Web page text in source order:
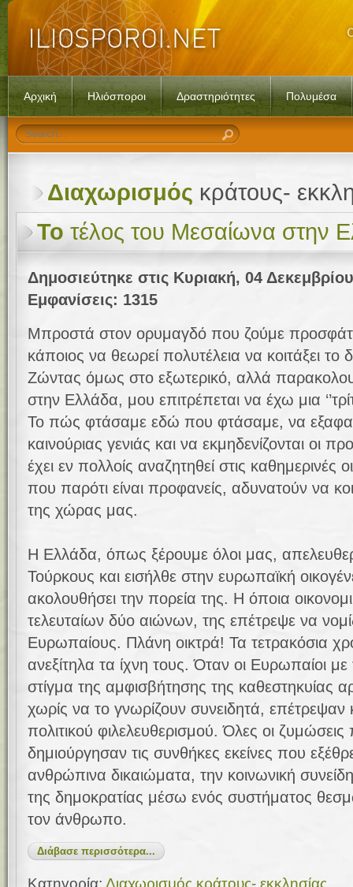
Αρχική Ηλιόσποροι Δραστηριότητες Πολυμέσα
Διαχωρισμός κράτους-
Το τέλος του Μεσαίωνα στην
Δημοσιεύτηκε στις Κυριακή, 04
Εμφανίσεις: 1315
Μπροστά στον ορυμαγδό που ζούμε
κάποιος να θεωρεί πολυτέλεια να κοιτάξει το
Ζώντας όμως στο εξωτερικό, αλλά
στην Ελλάδα, μου επιτρέπεται να έχω μια
Το πώς φτάσαμε εδώ που φτάσαμε, να
καινούριας γενιάς και να εκμηδενίζονται οι
έχει εν πολλοίς αναζητηθεί στις καθημερινές
που παρότι είναι προφανείς, αδυνατούν να
της χώρας μας.
Η Ελλάδα, όπως ξέρουμε όλοι μας,
Τούρκους και εισήλθε στην ευρωπαϊκή
ακολουθήσει την πορεία της. Η όποια
τελευταίων δύο αιώνων, της επέτρεψε να
Ευρωπαίους. Πλάνη οικτρά! Τα τετρακόσια
ανεξίτηλα τα ίχνη τους. Όταν οι Ευρωπαίοι
στίγμα της αμφισβήτησης της καθεστηκυίας
χωρίς να το γνωρίζουν συνειδητά, επέτρεψαν
πολιτικού φιλελευθερισμού. Όλες οι
δημιούργησαν τις συνθήκες εκείνες που
ανθρώπινα δικαιώματα, την κοινωνική
της δημοκρατίας μέσω ενός συστήματος
τον άνθρωπο.
Διάβασε περισσότερα...
Κατηγορία: Διαχωρισμός κράτους- εκκλησίας